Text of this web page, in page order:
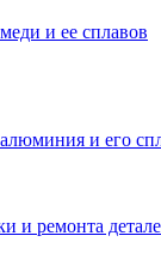
и ее сплавов
и его
и ремонта